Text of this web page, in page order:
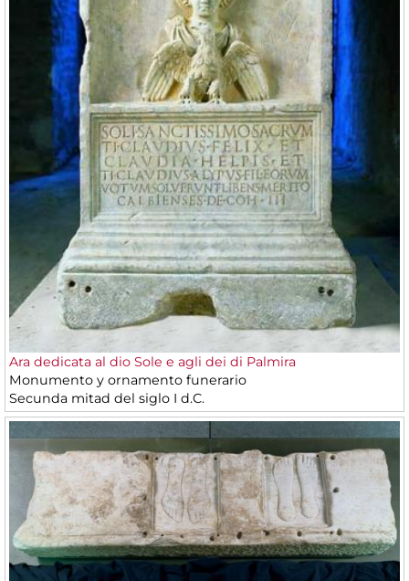
Ara dedicata al dio Sole e agli dei di Palmira
Monumento y ornamento funerario
Secunda mitad del siglo I d.C.